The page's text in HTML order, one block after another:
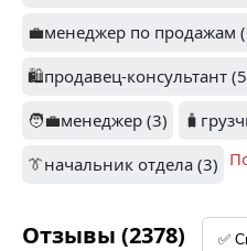
1.5
💼менеджер по продажам
🛍️продавец-консультант
🧑‍💼менеджер (3) 🧳
👔начальник отдела (3)
Отзывы (2378)